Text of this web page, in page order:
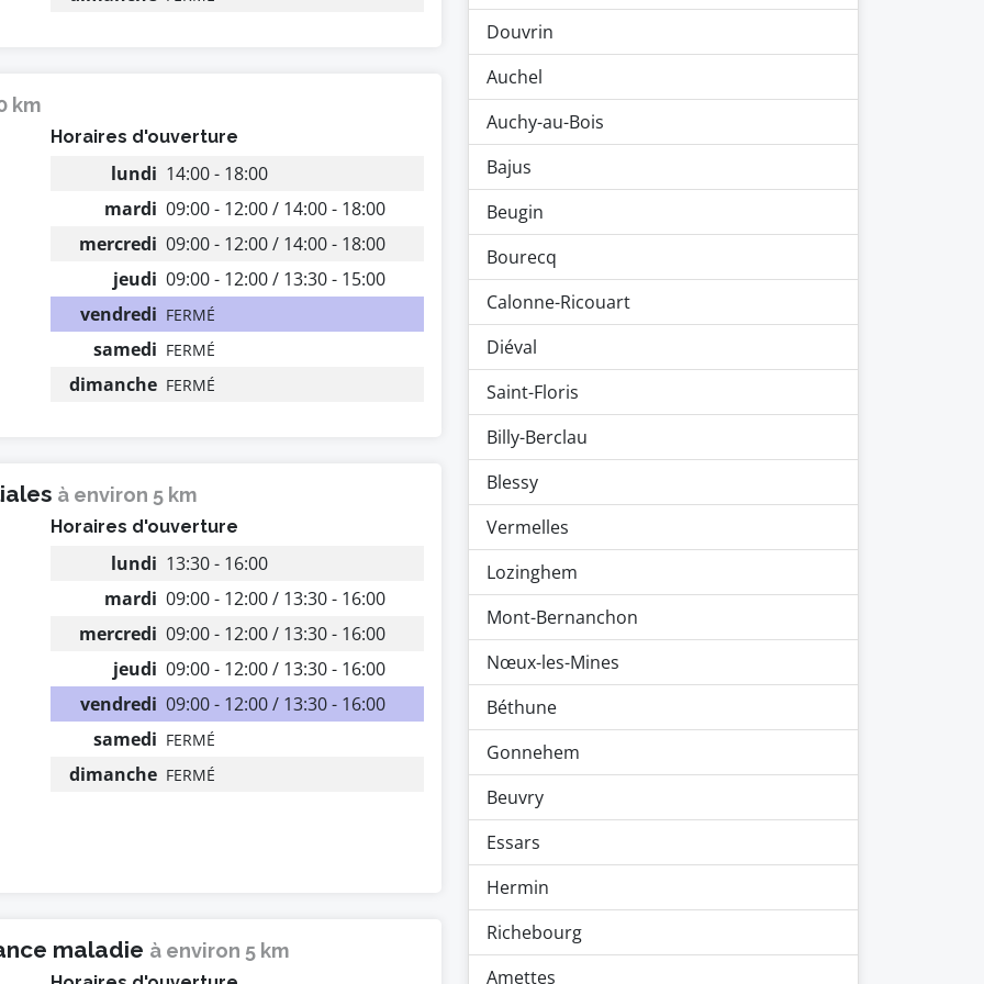
km
Horaires d'ouverture
lundi 14:00 - 18:00
mardi 09:00 - 12:00 / 14:00 - 18:00
mercredi 09:00 - 12:00 / 14:00 - 18:00
jeudi 09:00 - 12:00 / 13:30 - 15:00
vendredi FERMÉ
samedi FERMÉ
dimanche FERMÉ
à environ 5 km
Horaires d'ouverture
lundi 13:30 - 16:00
mardi 09:00 - 12:00 / 13:30 - 16:00
mercredi 09:00 - 12:00 / 13:30 - 16:00
jeudi 09:00 - 12:00 / 13:30 - 16:00
vendredi 09:00 - 12:00 / 13:30 - 16:00
samedi FERMÉ
dimanche FERMÉ
maladie à environ 5 km
Douvrin
Auchel
Auchy-au-Bois
Bajus
Beugin
Bourecq
Calonne-Ricouart
Diéval
Saint-Floris
Billy-Berclau
Blessy
Vermelles
Lozinghem
Mont-Bernanchon
Nœux-les-Mines
Béthune
Gonnehem
Beuvry
Essars
Hermin
Richebourg
Amettes